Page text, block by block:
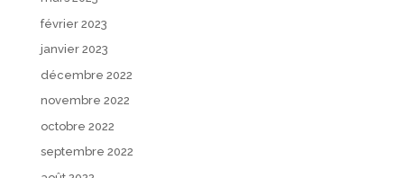
février 2023
janvier 2023
décembre 2022
novembre 2022
octobre 2022
septembre 2022